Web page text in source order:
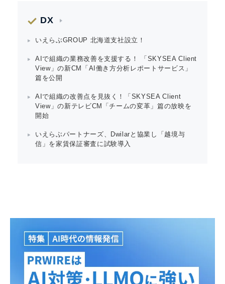
DX
いえらぶGROUP 北海道支社設立！
AIで組織の業務改善を支援する！ 「SKYSEA Client
View」の新CM「AI働き方分析レポートサービス」
篇を公開
AIで組織の改善点を見抜く！「SKYSEA Client
View」の新テレビCM「チームの変革」篇の放映を
開始
いえらぶパートナーズ、Dwilarと協業し「越境与
信」を家賃保証審査に試験導入